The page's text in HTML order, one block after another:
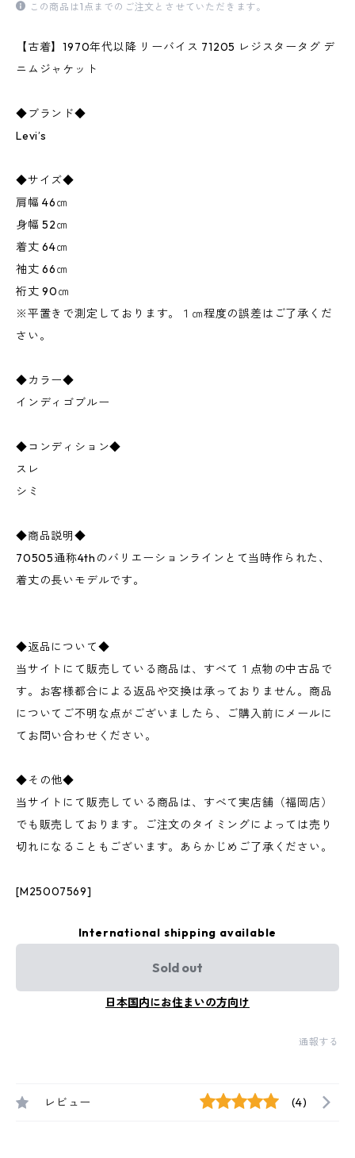
この商品は1点までのご注文とさせていただきます。
【古着】1970年代以降 リーバイス 71205 レジスタータグ デ
ニムジャケット
◆ブランド◆
Levi’s
◆サイズ◆
肩幅 46㎝
身幅 52㎝
着丈 64㎝
袖丈 66㎝
裄丈 90㎝
※平置きで測定しております。１㎝程度の誤差はご了承くだ
さい。
◆カラー◆
インディゴブルー
◆コンディション◆
スレ
シミ
◆商品説明◆
70505通称4thのバリエーションラインとて当時作られた、
着丈の長いモデルです。
◆返品について◆
当サイトにて販売している商品は、すべて１点物の中古品で
す。お客様都合による返品や交換は承っておりません。商品
についてご不明な点がございましたら、ご購入前にメールに
てお問い合わせください。
◆その他◆
当サイトにて販売している商品は、すべて実店舗（福岡店）
でも販売しております。ご注文のタイミングによっては売り
切れになることもございます。あらかじめご了承ください。
[M25007569]
International shipping available
Sold out
日本国内にお住まいの方向け
通報する
レビュー (4)